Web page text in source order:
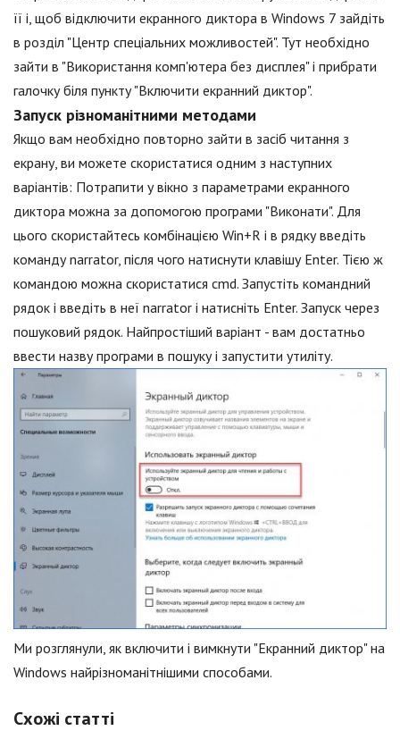
її і, щоб відключити екранного диктора в Windows 7 зайдіть
в розділ "Центр спеціальних можливостей". Тут необхідно
зайти в "Використання комп'ютера без дисплея" і прибрати
галочку біля пункту "Включити екранний диктор".
Запуск різноманітними методами
Якщо вам необхідно повторно зайти в засіб читання з
екрану, ви можете скористатися одним з наступних
варіантів: Потрапити у вікно з параметрами екранного
диктора можна за допомогою програми "Виконати". Для
цього скористайтесь комбінацією Win+R і в рядку введіть
команду narrator, після чого натиснути клавішу Enter. Тією ж
командою можна скористатися cmd. Запустіть командний
рядок і введіть в неї narrator і натисніть Enter. Запуск через
пошуковий рядок. Найпростіший варіант - вам достатньо
ввести назву програми в пошуку і запустити утиліту.
Ми розглянули, як включити і вимкнути "Екранний диктор" на
Windows найрізноманітнішими способами.
Схожі статті